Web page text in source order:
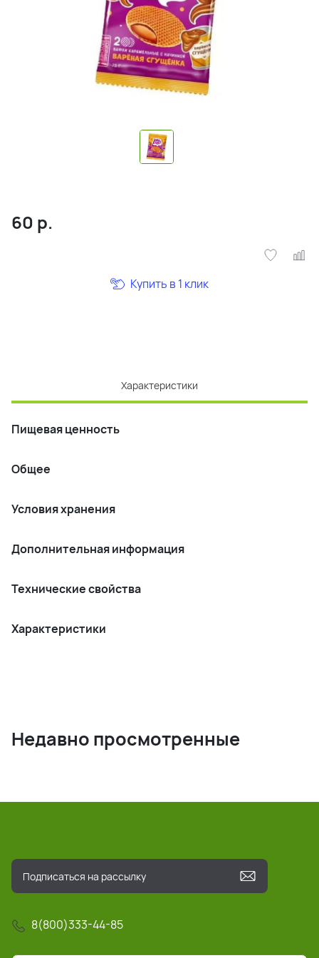
60 р.
Купить в 1 клик
Характеристики
Пищевая ценность
Общее
Условия хранения
Дополнительная информация
Технические свойства
Характеристики
Недавно просмотренные
8(800)333-44-85